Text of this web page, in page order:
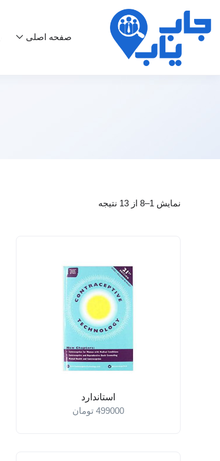
صفحه اصلی
نمایش 1–8 از 13 نتیجه
استاندارد
499000 تومان